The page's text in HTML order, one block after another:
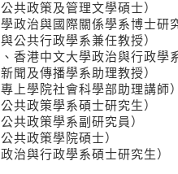
共政策及管理文學碩士）
政治與國際關係學系博士研
公共行政學系兼任教授）
香港中文大學政治與行政學
聞及傳播學系助理教授）
上學院社會科學部助理講師）
共政策學系碩士研究生）
共政策學系副研究員）
共政策學院碩士）
治與行政學系碩士研究生）